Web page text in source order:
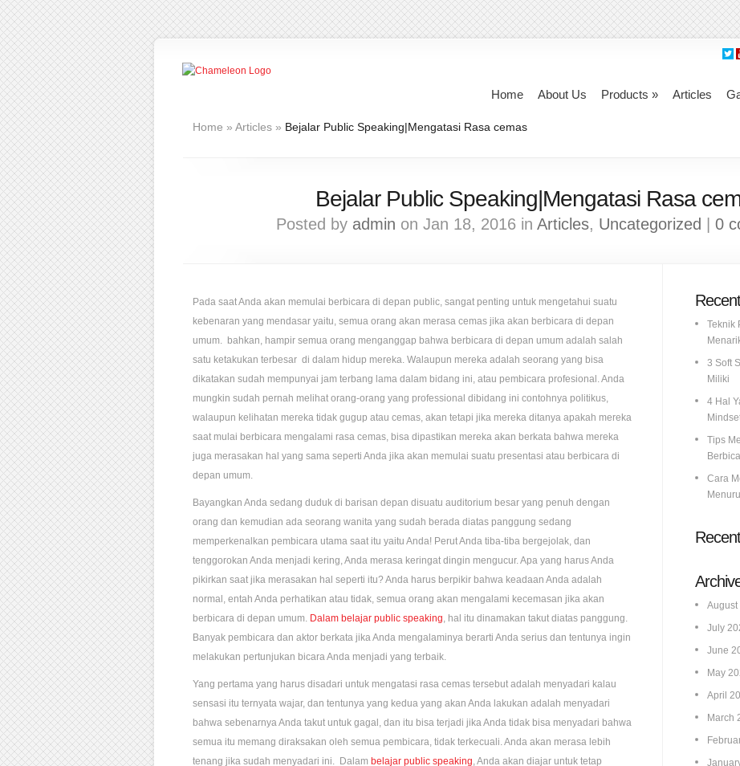
Home About Us Products » Articles
Home » Articles » Bejalar Public Speaking|Mengatasi Rasa cemas
Bejalar Public Speaking|Mengatasi Rasa
Posted by admin on Jan 18, 2016 in Articles, Uncategorized 0
Pada saat Anda akan memulai berbicara di depan public, sangat penting untuk mengetahui suatu
kebenaran yang mendasar yaitu, semua orang akan merasa cemas jika akan berbicara di depan
umum. bahkan, hampir semua orang menganggap bahwa berbicara di depan umum adalah salah
satu ketakukan terbesar di dalam hidup mereka. Walaupun mereka adalah seorang yang bisa
dikatakan sudah mempunyai jam terbang lama dalam bidang ini, atau pembicara profesional. Anda
mungkin sudah pernah melihat orang-orang yang professional dibidang ini contohnya politikus,
walaupun kelihatan mereka tidak gugup atau cemas, akan tetapi jika mereka ditanya apakah mereka
saat mulai berbicara mengalami rasa cemas, bisa dipastikan mereka akan berkata bahwa mereka
juga merasakan hal yang sama seperti Anda jika akan memulai suatu presentasi atau berbicara di
depan umum.
Bayangkan Anda sedang duduk di barisan depan disuatu auditorium besar yang penuh dengan
orang dan kemudian ada seorang wanita yang sudah berada diatas panggung sedang
memperkenalkan pembicara utama saat itu yaitu Anda! Perut Anda tiba-tiba bergejolak, dan
tenggorokan Anda menjadi kering, Anda merasa keringat dingin mengucur. Apa yang harus Anda
pikirkan saat jika merasakan hal seperti itu? Anda harus berpikir bahwa keadaan Anda adalah
normal, entah Anda perhatikan atau tidak, semua orang akan mengalami kecemasan jika akan
berbicara di depan umum. Dalam belajar public speaking, hal itu dinamakan takut diatas panggung.
Banyak pembicara dan aktor berkata jika Anda mengalaminya berarti Anda serius dan tentunya ingin
melakukan pertunjukan bicara Anda menjadi yang terbaik.
Yang pertama yang harus disadari untuk mengatasi rasa cemas tersebut adalah menyadari kalau
sensasi itu ternyata wajar, dan tentunya yang kedua yang akan Anda lakukan adalah menyadari
bahwa sebenarnya Anda takut untuk gagal, dan itu bisa terjadi jika Anda tidak bisa menyadari bahwa
semua itu memang diraksakan oleh semua pembicara, tidak terkecuali. Anda akan merasa lebih
tenang jika sudah menyadari ini. Dalam belajar public speaking, Anda akan diajar untuk tetap
Teknik
3 Soft
Miliki
4 Hal
Tips
Cara
August
July
June
May
April
March